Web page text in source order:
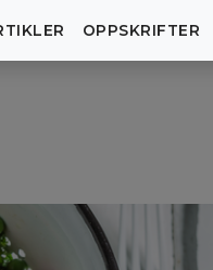
OPPSKRIFTER